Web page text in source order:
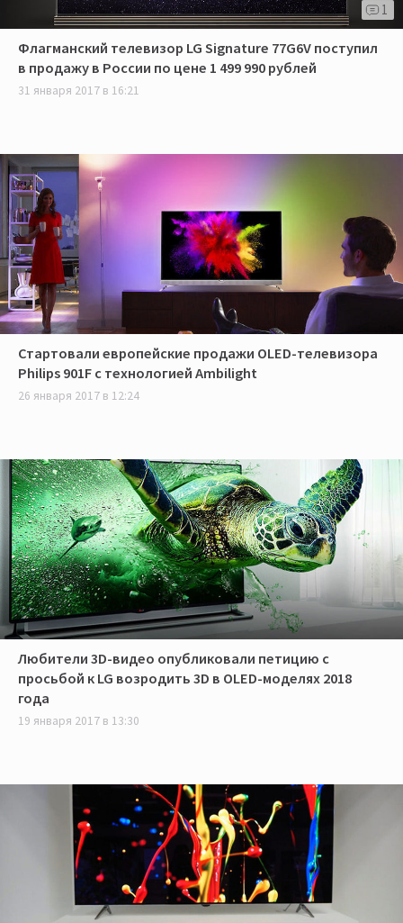
1
Флагманский телевизор LG Signature 77G6V поступил
в продажу в России по цене 1 499 990 рублей
31 января 2017 в 16:21
Стартовали европейские продажи OLED-телевизора
Philips 901F с технологией Ambilight
26 января 2017 в 12:24
Любители 3D-видео опубликовали петицию с
просьбой к LG возродить 3D в OLED-моделях 2018
года
19 января 2017 в 13:30